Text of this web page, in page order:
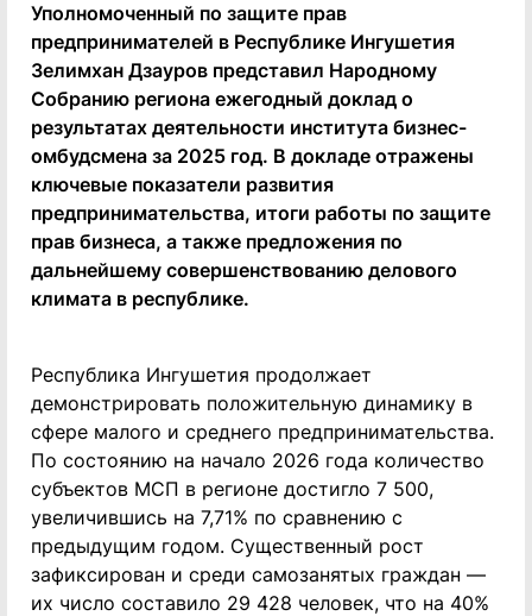
Уполномоченный по защите прав
предпринимателей в Республике Ингушетия
Зелимхан Дзауров представил Народному
Собранию региона ежегодный доклад о
результатах деятельности института бизнес-
омбудсмена за 2025 год. В докладе отражены
ключевые показатели развития
предпринимательства, итоги работы по защите
прав бизнеса, а также предложения по
дальнейшему совершенствованию делового
климата в республике.
Республика Ингушетия продолжает
демонстрировать положительную динамику в
сфере малого и среднего предпринимательства.
По состоянию на начало 2026 года количество
субъектов МСП в регионе достигло 7 500,
увеличившись на 7,71% по сравнению с
предыдущим годом. Существенный рост
зафиксирован и среди самозанятых граждан —
их число составило 29 428 человек, что на 40%